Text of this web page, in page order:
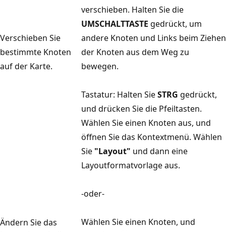
Verschieben Sie
bestimmte Knoten
auf der Karte.
verschieben. Halten Sie die
UMSCHALTTASTE gedrückt, um
andere Knoten und Links beim Ziehen
der Knoten aus dem Weg zu
bewegen.
Tastatur: Halten SieSTRG gedrückt,
und drücken Sie die Pfeiltasten.
Ändern Sie das
Wählen Sie einen Knoten aus, und
öffnen Sie das Kontextmenü. Wählen
Sie "Layout" und dann eine
Layoutformatvorlage aus.
-oder-
Wählen Sie einen Knoten, und